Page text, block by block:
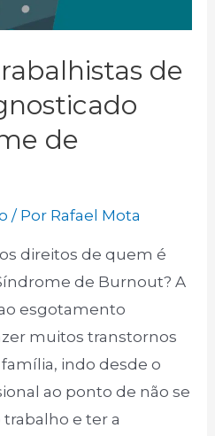
de
de
/ Por Rafael Mota
direitos de quem é
de Burnout? A
esgotamento
muitos transtornos
indo desde o
ao ponto de não se
e ter a